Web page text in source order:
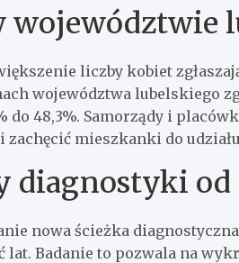
województwie
liczby kobiet
województwa lubelskiego
do 48,3%. Samorządy i
mieszkanki do
diagnostyki od
nowa ścieżka
Badanie to pozwala na